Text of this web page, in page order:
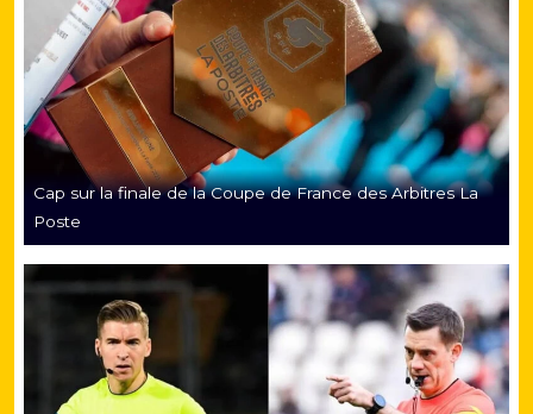
Cap sur la finale de la Coupe de France des Arbitres La
Poste